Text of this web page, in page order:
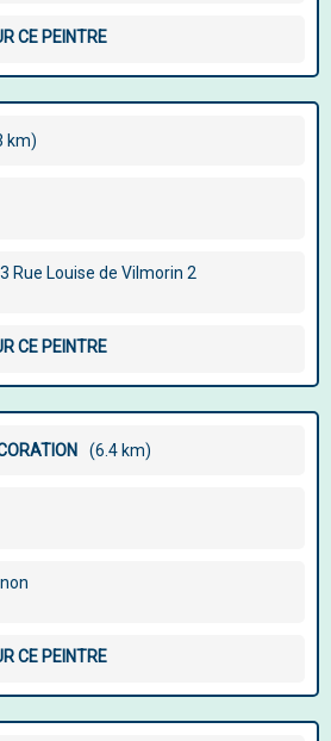
CE PEINTRE
km)
Rue Louise de Vilmorin 2
CE PEINTRE
(6.4 km)
CE PEINTRE